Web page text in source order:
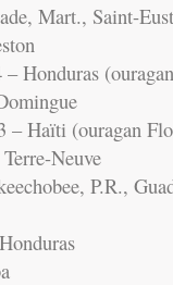
Mart., Saint-
– Honduras
– Haïti (ouragan
Neuve
P.R.,